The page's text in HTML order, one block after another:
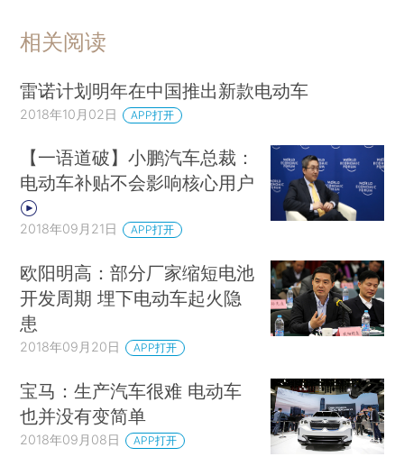
相关阅读
雷诺计划明年在中国推出新款电动车
2018年10月02日 APP打开
【一语道破】小鹏汽车总裁：
电动车补贴不会影响核心用户
2018年09月21日 APP打开
欧阳明高：部分厂家缩短电池
开发周期 埋下电动车起火隐
患
2018年09月20日 APP打开
宝马：生产汽车很难 电动车
也并没有变简单
2018年09月08日 APP打开